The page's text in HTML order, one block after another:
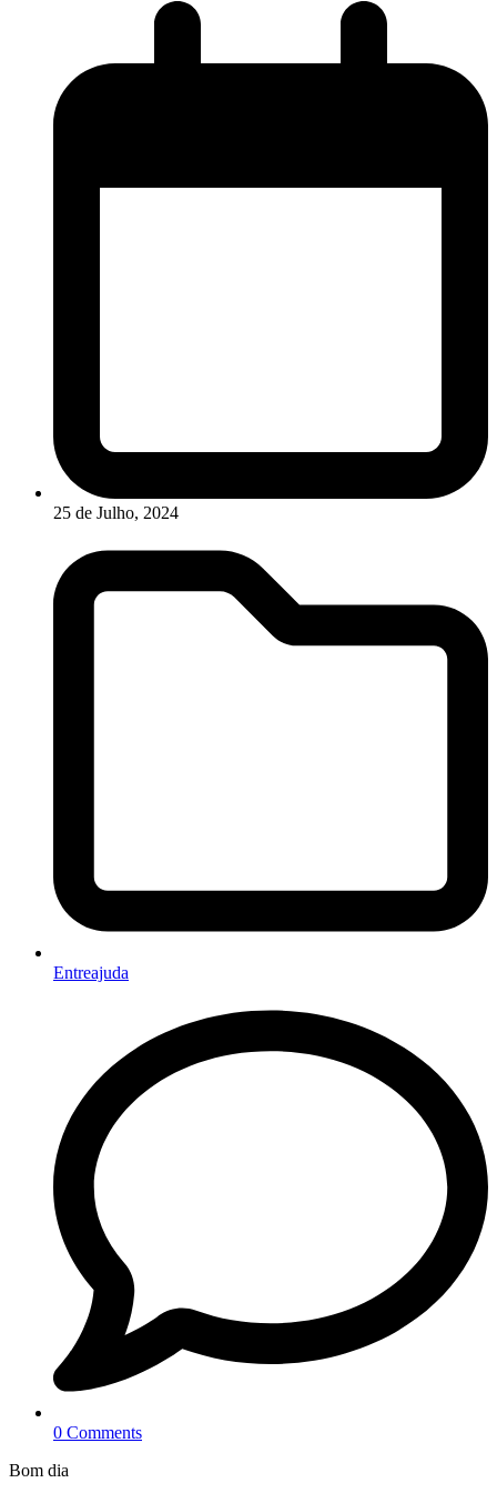
25 de Julho, 2024
Entreajuda
0 Comments
Bom dia